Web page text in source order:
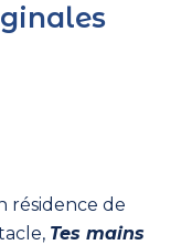
résidence de
Tes mains